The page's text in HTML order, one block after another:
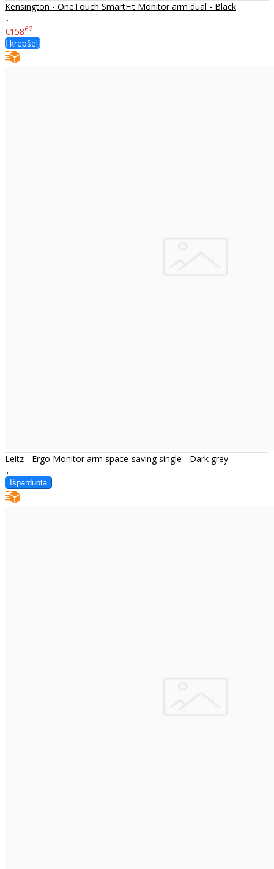
Kensington - OneTouch SmartFit Monitor arm dual - Black
..
€15862
Į krepšelį
Leitz - Ergo Monitor arm space-saving single - Dark grey
..